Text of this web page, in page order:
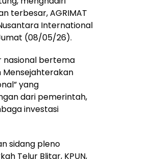
terbesar, AGRIMAT
International
(08/05/26).
nasional bertema
Mensejahterakan
yang
dari pemerintah,
investasi
sidang pleno
Telur Blitar, KPUN,